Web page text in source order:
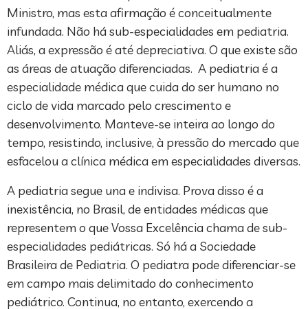
Ministro, mas esta afirmação é conceitualmente
infundada. Não há sub-especialidades em pediatria.
Aliás, a expressão é até depreciativa. O que existe são
as áreas de atuação diferenciadas. A pediatria é a
especialidade médica que cuida do ser humano no
ciclo de vida marcado pelo crescimento e
desenvolvimento. Manteve-se inteira ao longo do
tempo, resistindo, inclusive, à pressão do mercado que
esfacelou a clínica médica em especialidades diversas.
A pediatria segue una e indivisa. Prova disso é a
inexistência, no Brasil, de entidades médicas que
representem o que Vossa Excelência chama de sub-
especialidades pediátricas. Só há a Sociedade
Brasileira de Pediatria. O pediatra pode diferenciar-se
em campo mais delimitado do conhecimento
pediátrico. Continua, no entanto, exercendo a